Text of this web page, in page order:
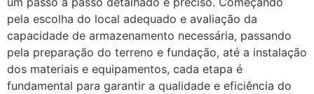
pela escolha do local adequado e avaliação da
capacidade de armazenamento necessária, passando
pela preparação do terreno e fundação, até a instalação
dos materiais e equipamentos, cada etapa é
fundamental para garantir a qualidade e eficiência do